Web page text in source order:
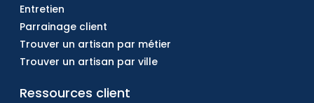
Entretien
Parrainage client
Trouver un artisan par métier
Trouver un artisan par ville
Ressources client